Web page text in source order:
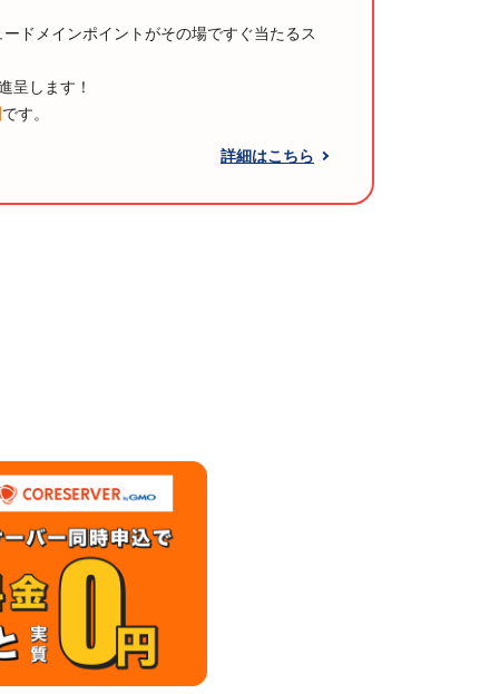
ドメインポイントがその場ですぐ当たるス
呈します！
です。
詳細はこちら